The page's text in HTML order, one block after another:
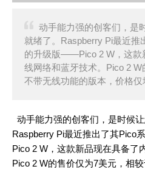
动手能力强的创客们，是
就绪了。Raspberry Pi最近推
的升级版——Pico 2 W，这款
线网络和蓝牙技术。Pico 2
不带无线功能的版本，价格仅
动手能力强的创客们，是时候
Raspberry Pi最近推出了其
Pico 2 W，这款新品现在具备了
Pico 2 W的售价仅为7美元，相